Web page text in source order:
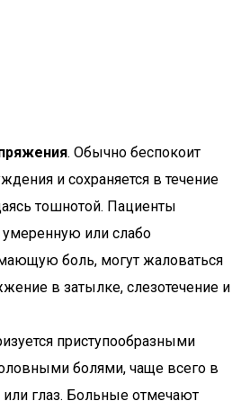
. Обычно беспокоит
и сохраняется в течение
тошнотой. Пациенты
или слабо
боль, могут жаловаться
в затылке, слезотечение и
приступообразными
болями, чаще всего в
или глаз. Больные отмечают